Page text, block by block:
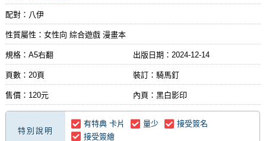
配對：八伊
性質屬性：女性向 綜合遊戲 漫畫本
規格：A5右翻 出版日期： 2024-12-14
頁數：20頁 裝訂：騎馬釘
售價：120元 內頁：黑白影印
特別說明
有特典 卡片 量少
接受簽名
接受簽繪